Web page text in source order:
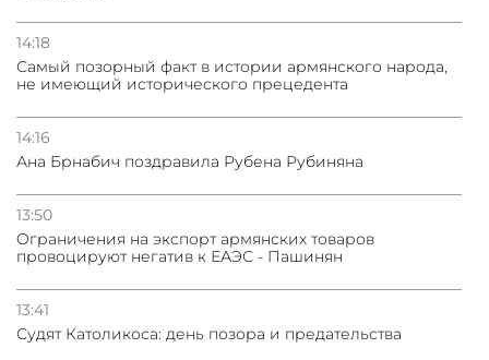
14:18
Самый позорный факт в истории армянского народа,
не имеющий исторического прецедента
14:16
Ана Брнабич поздравила Рубена Рубиняна
13:50
Oграничения на экспорт армянских товаров
провоцируют негатив к ЕАЭС - Пашинян
13:41
Судят Католикоса: день позора и предательства